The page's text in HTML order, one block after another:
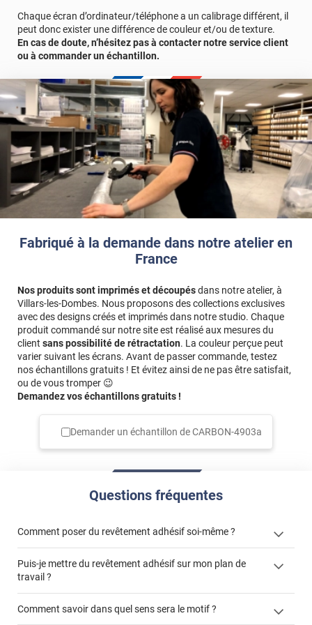
Fabriqué à la demande dans notre atelier en
France
Nos produits sont imprimés et découpésdans notre atelier, à
Villars-les-Dombes. Nous proposons des collections exclusives
avec des designs créés et imprimés dans notre studio. Chaque
produit commandé sur notre site est réalisé aux mesures du
client sans possibilité de rétractation. La couleur perçue peut
varier suivant les écrans. Avant de passer commande, testez
nos échantillons gratuits ! Et évitez ainsi de ne pas être satisfait,
ou de vous tromper 😉
Demandez vos échantillons gratuits !
Demander un échantillon deCARBON-4903a
Questions fréquentes
Comment poser du revêtement adhésif soi-même ?
« Comment poser un revêtement adhésif ? »
Puis-je mettre du revêtement adhésif sur mon plan de
travail ?
Comment savoir dans quel sens sera le motif ?
Chaque écran d’ordinateur/téléphone a un calibrage différent, il
peut donc exister une différence de couleur et/ou de texture.
En cas de doute, n’hésitez pas à contacter notre service client
ou à commander un échantillon.